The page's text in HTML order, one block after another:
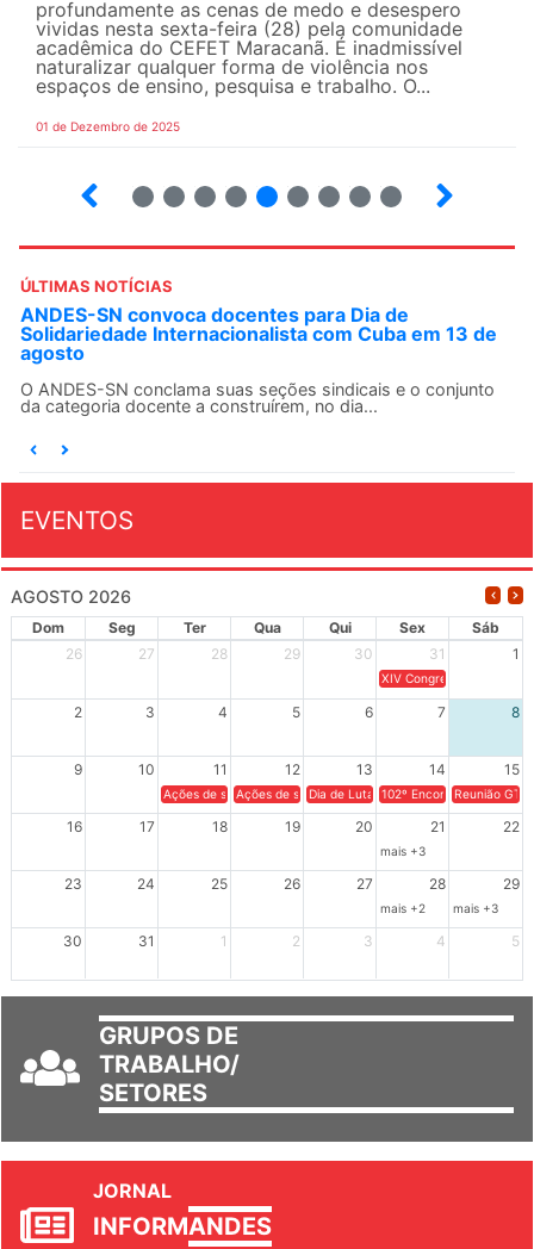
profundamente as cenas de medo e desespero
vividas nesta sexta-feira (28) pela comunidade
acadêmica do CEFET Maracanã. É inadmissível
naturalizar qualquer forma de violência nos
espaços de ensino, pesquisa e trabalho. O...
01 de Dezembro de 2025
ÚLTIMAS NOTÍCIAS
ANDES-SN convoca docentes para Dia de
Solidariedade Internacionalista com Cuba em 13 de
agosto
O ANDES-SN conclama suas seções sindicais e o conjunto
da categoria docente a construírem, no dia...
EVENTOS
AGOSTO 2026
Dom Seg Ter Qua Qui Sex
Sáb
26
27 28 29 30 31 1
XIV Congresso Brasileiro
2 3 4 5 6 7 8
9 10 11 12 13 14 15
Ações de solidariedade a Cuba no Rio Grande do Sul - 100
Ações de solidariedade a Cuba no Rio Grande do
Dia de Luta em Defesa de Cuba e da
102º Encontro da
Reunião
16 17 18 19 20 21 22
mais +3
23 24 25 26 27 28 29
mais +2 mais +3
30 31 1 2 3 4 5
GRUPOS DE
TRABALHO/
SETORES
JORNAL
INFORMANDES